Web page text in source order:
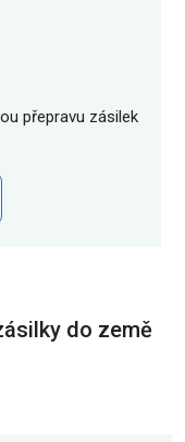
přepravu zásilek
do země